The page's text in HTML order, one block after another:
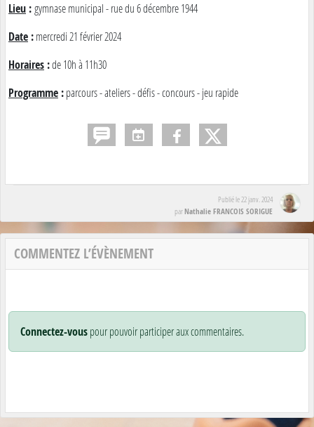
Lieu :gymnase municipal - rue du 6 décembre 1944
Date :mercredi 21 février 2024
Horaires :de 10h à 11h30
Programme :parcours - ateliers - défis - concours - jeu rapide
Publié le22 janv. 2024
parNathalie FRANCOIS SORIGUE
COMMENTEZ L’ÉVÈNEMENT
Connectez-vouspour pouvoir participer aux commentaires.